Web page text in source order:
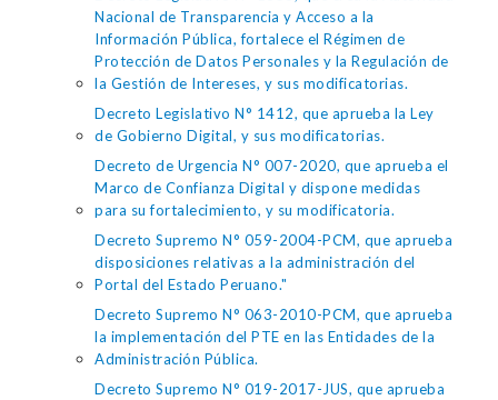
Nacional de Transparencia y Acceso a la
Información Pública, fortalece el Régimen de
Protección de Datos Personales y la Regulación de
la Gestión de Intereses, y sus modificatorias.
Decreto Legislativo N° 1412, que aprueba la Ley
de Gobierno Digital, y sus modificatorias.
Decreto de Urgencia N° 007-2020, que aprueba el
Marco de Confianza Digital y dispone medidas
para su fortalecimiento, y su modificatoria.
Decreto Supremo N° 059-2004-PCM, que aprueba
disposiciones relativas a la administración del
Portal del Estado Peruano."
Decreto Supremo N° 063-2010-PCM, que aprueba
la implementación del PTE en las Entidades de la
Administración Pública.
Decreto Supremo N° 019-2017-JUS, que aprueba